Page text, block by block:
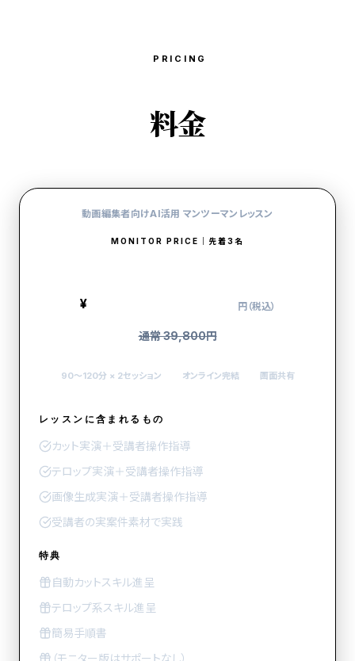
PRICING
料金
動画編集者向けAI活用 マンツーマンレッスン
MONITOR PRICE｜先着3名
¥19,800 円（税込）
通常 39,800円
90〜120分 × 2セッション オンライン完結 画面共有
レッスンに含まれるもの
カット実演＋受講者操作指導
テロップ実演＋受講者操作指導
画像生成実演＋受講者操作指導
受講者の実案件素材で実践
特典
自動カットスキル進呈
テロップ系スキル進呈
簡易手順書
（モニター版はサポートなし）